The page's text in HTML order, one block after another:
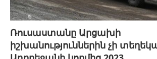
Ռուսաստանը Արցախի
իշխանություններին չի